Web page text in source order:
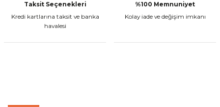
Taksit Seçenekleri
Kredi kartlarına taksit ve banka
havalesi
%100 Memnuniyet
Kolay iade ve değişim imkanı